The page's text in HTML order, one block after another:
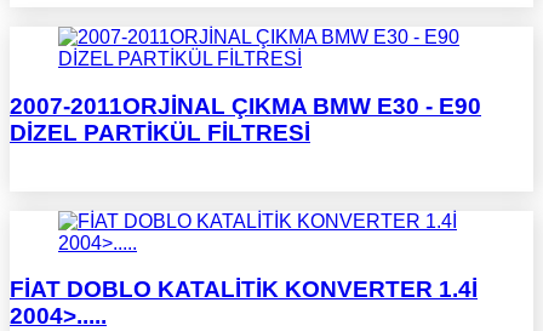
2007-2011ORJİNAL ÇIKMA BMW E30 - E90
DİZEL PARTİKÜL FİLTRESİ
FİAT DOBLO KATALİTİK KONVERTER 1.4İ
2004>.....